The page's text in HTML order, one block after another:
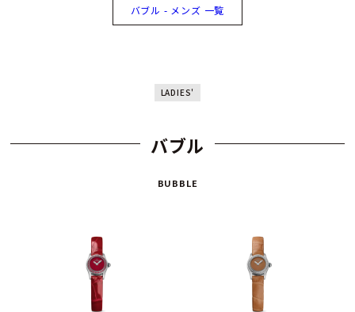
バブル - メンズ 一覧
LADIES'
バブル
BUBBLE